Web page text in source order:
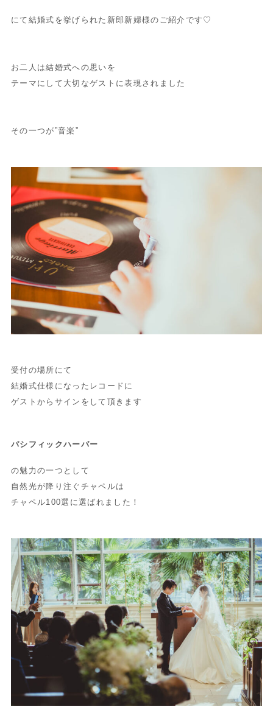
にて結婚式を挙げられた新郎新婦様のご紹介です♡
お二人は結婚式への思いを
テーマにして大切なゲストに表現されました
その一つが”音楽”
受付の場所にて
結婚式仕様になったレコードに
ゲストからサインをして頂きます
パシフィックハーバー
の魅力の一つとして
自然光が降り注ぐチャペルは
チャペル100選に選ばれました！